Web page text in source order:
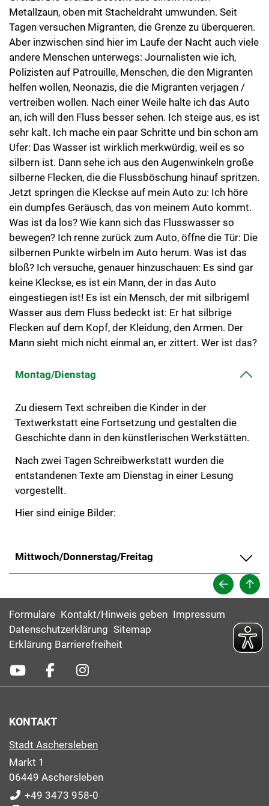
Metallzaun, oben mit Stacheldraht umwunden. Seit
Tagen versuchen Migranten, die Grenze zu überqueren.
Aber inzwischen sind hier im Laufe der Nacht auch viele
andere Menschen unterwegs: Journalisten wie ich,
Polizisten auf Patrouille, Menschen, die den Migranten
helfen wollen, Neonazis, die die Migranten verjagen /
vertreiben wollen. Nach einer Weile halte ich das Auto
an, ich will den Fluss besser sehen. Ich steige aus, es ist
sehr kalt. Ich mache ein paar Schritte und bin schon am
Ufer: Das Wasser ist wirklich merkwürdig, weil es so
silbern ist. Dann sehe ich aus den Augenwinkeln große
silberne Flecken, die die Flussböschung hinauf spritzen.
Jetzt springen die Kleckse auf mein Auto zu: Ich höre
ein dumpfes Geräusch, das von meinem Auto kommt.
Was ist da los? Wie kann sich das Flusswasser so
bewegen? Ich renne zurück zum Auto, öffne die Tür: Die
silbernen Punkte wirbeln im Auto herum. Was ist das
bloß? Ich versuche, genauer hinzuschauen: Es sind gar
keine Kleckse, es ist ein Mann, der in das Auto
eingestiegen ist! Es ist ein Mensch, der mit silbrigeml
Wasser aus dem Fluss bedeckt ist: Er hat silbrige
Flecken auf dem Kopf, der Kleidung, den Armen. Der
Mann sieht mich nicht einmal an, er zittert. Wer ist das?
Montag/Dienstag
Zu diesem Text schreiben die Kinder in der
Textwerkstatt eine Fortsetzung und gestalten die
Geschichte dann in den künstlerischen Werkstätten.
Nach zwei Tagen Schreibwerkstatt wurden die
entstandenen Texte am Dienstag in einer Lesung
vorgestellt.
Hier sind einige Bilder:
Mittwoch/Donnerstag/Freitag
Formulare Kontakt/Hinweis geben Impressum
Datenschutzerklärung Sitemap
Erklärung Barrierefreiheit
KONTAKT
Stadt Aschersleben
Markt 1
06449 Aschersleben
+49 3473 958-0